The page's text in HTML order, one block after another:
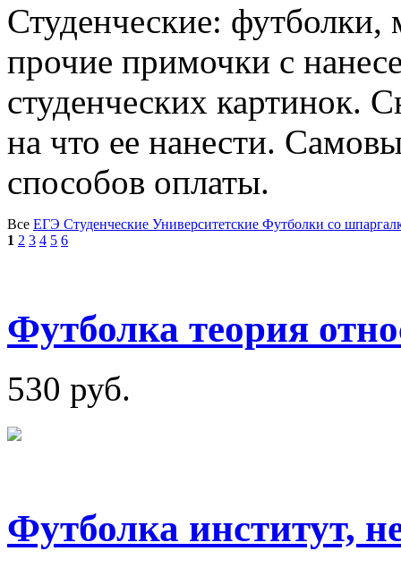
Студенческие:
прочие примочки с
студенческих картинок.
на что ее нанести.
способов оплаты.
Все ЕГЭ Студенческие Университетские Футболки со
1 2 3 4 5 6
Футболка теория
530 руб.
Футболка институт,